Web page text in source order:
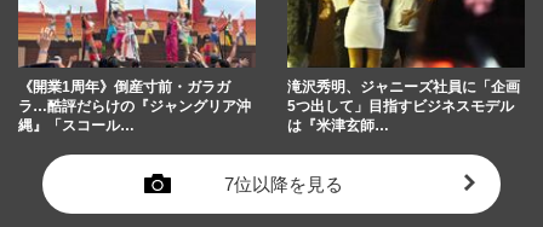
《開業1周年》倒産寸前・ガラガ
ラ…酷評だらけの『ジャングリア沖
縄』「スコール…
滝沢秀明、ジャニーズ社員に「企画
5つ出して」目指すビジネスモデル
は『米津玄師…
7位以降を見る